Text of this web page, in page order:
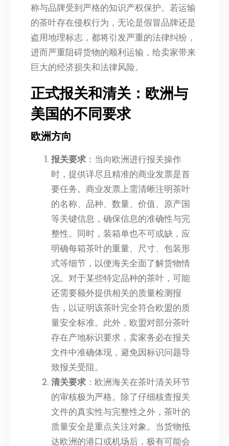
称与品牌受到严格的知识产权保护。若运输
的茶叶存在侵权行为，无论是假冒品牌还是
盗用地理标志，都将引发严重的法律纠纷，
进而严重阻碍货物的顺利运输，给卖家带来
巨大的经济损失和法律风险。
正式报关和清关：欧洲与
美国的不同要求
欧洲方向
报关要求 ：当向欧洲进行报关操作
时，提供详尽且精准的商业发票是首
要任务。商业发票上需清晰注明茶叶
的名称、品种、数量、价值、原产国
等关键信息，确保信息的准确性与完
整性。同时，装箱单也不可或缺，应
明确每箱茶叶的重量、尺寸、包装形
式等细节，以便海关全面了解货物情
况。对于某些特定品种的茶叶，可能
还需要额外提供相关的质量检测报
告，以证明该茶叶完全符合欧盟的质
量安全标准。此外，欧盟对部分茶叶
存在产地标识要求，卖家务必在报关
文件中准确体现，避免因标识问题导
致报关受阻。
清关要求 ：欧洲海关在茶叶清关环节
的审核极为严格。除了仔细核查报关
文件的真实性与完整性之外，茶叶的
质量安全是重点关注对象。当货物抵
达欧洲的港口或机场后，极有可能会